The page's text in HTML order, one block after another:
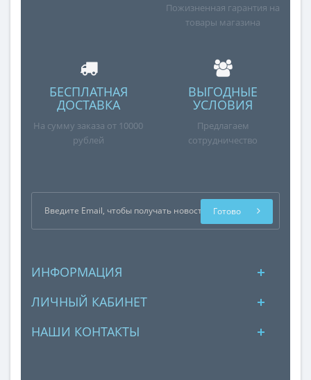
Пожизненная гарантия на
товары магазина
БЕСПЛАТНАЯ
ДОСТАВКА
На сумму заказа от 10000
рублей
ВЫГОДНЫЕ
УСЛОВИЯ
Предлагаем
сотрудничество
Готово
ИНФОРМАЦИЯ
ЛИЧНЫЙ КАБИНЕТ
НАШИ КОНТАКТЫ